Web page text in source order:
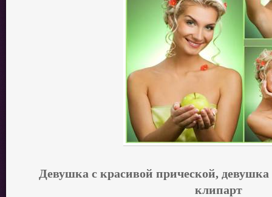
Девушка с красивой прической,
клипарт